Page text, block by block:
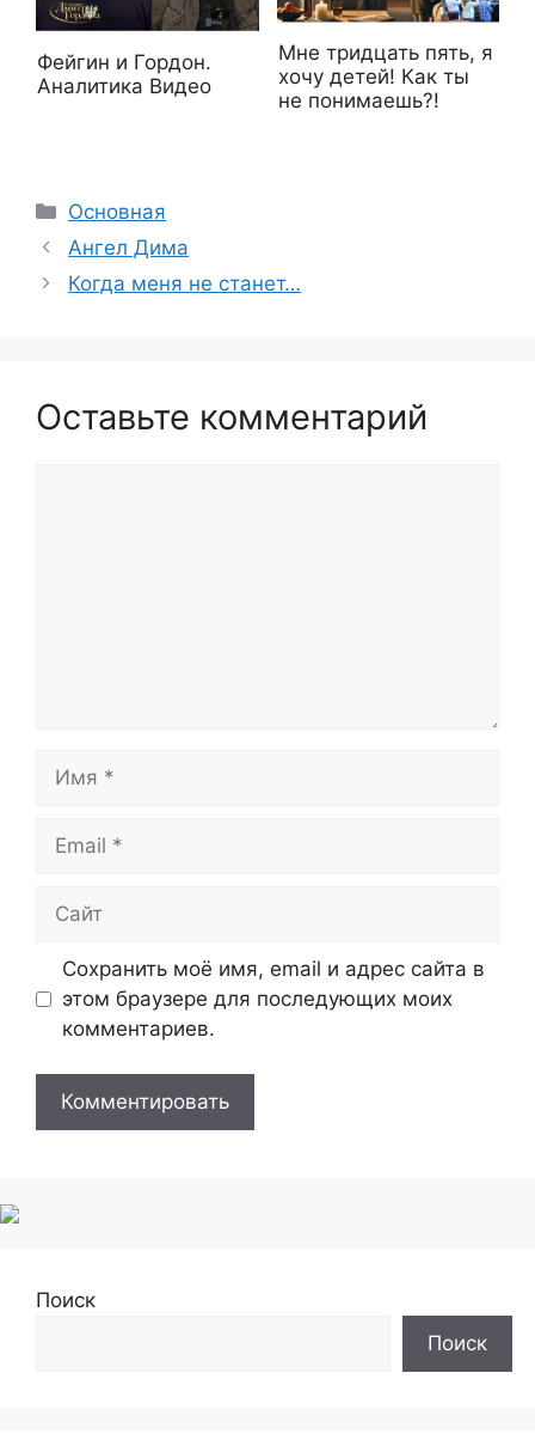
Фейгин и Гордон.
Аналитика Видео
Мне тридцать пять, я
хочу детей! Как ты
не понимаешь?!
Рубрики
Основная
Ангел Дима
Когда меня не станет…
Оставьте комментарий
Сохранить моё имя, email и адрес сайта в
этом браузере для последующих моих
комментариев.
Поиск
Поиск